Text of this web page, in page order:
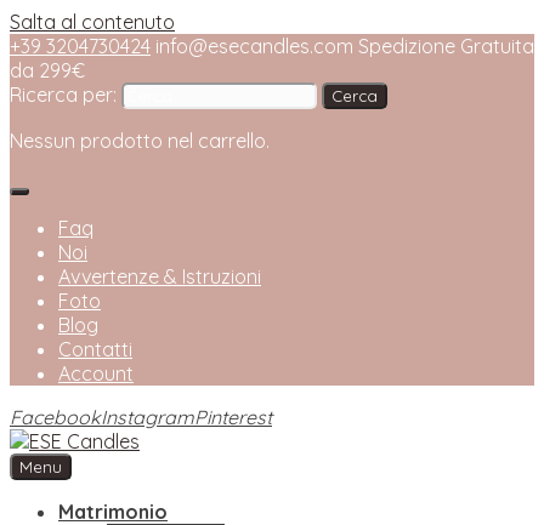
Salta al contenuto
+39 3204730424 info@esecandles.com Spedizione Gratuita
da 299€
Ricerca per:
Nessun prodotto nel carrello.
Faq
Noi
Avvertenze & Istruzioni
Foto
Blog
Contatti
Account
FacebookInstagramPinterest
ESE Candles
Bottega Artigianale di Candele
Menu
Matrimonio